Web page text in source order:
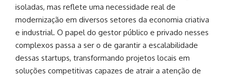
isoladas, mas reflete uma necessidade real de
modernização em diversos setores da economia criativa
e industrial. O papel do gestor público e privado nesses
complexos passa a ser o de garantir a escalabilidade
dessas startups, transformando projetos locais em
soluções competitivas capazes de atrair a atenção de